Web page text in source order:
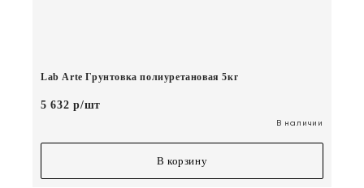
Lab Arte Грунтовка полиуретановая 5кг
5 632 р/шт
В наличии
В корзину